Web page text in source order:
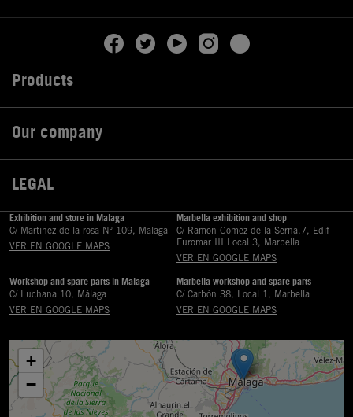
Products
Our company
LEGAL
Exhibition and store in Malaga
C/ Martinez de la rosa Nº 109, Málaga
VER EN GOOGLE MAPS
Marbella exhibition and shop
C/ Ramón Gómez de la Serna,7, Edif
Euromar III Local 3, Marbella
VER EN GOOGLE MAPS
Workshop and spare parts in Malaga
C/ Luchana 10, Málaga
VER EN GOOGLE MAPS
Marbella workshop and spare parts
C/ Carbón 38, Local 1, Marbella
VER EN GOOGLE MAPS
+
−